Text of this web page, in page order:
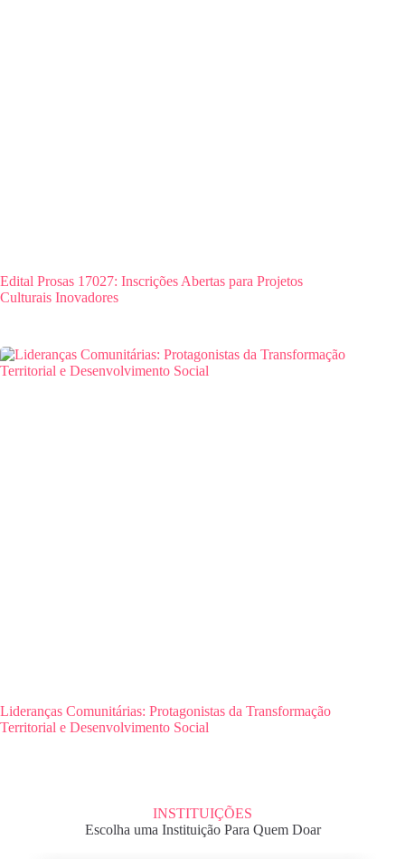
Edital Prosas 17027: Inscrições Abertas para Projetos
Culturais Inovadores
Lideranças Comunitárias: Protagonistas da Transformação
Territorial e Desenvolvimento Social
INSTITUIÇÕES
Escolha uma Instituição Para Quem Doar